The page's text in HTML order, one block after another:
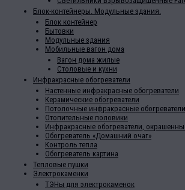
Блок-контейнеры. Модульные здания.
Блок контейнер
Бытовки
Модульные здания
Мобильные вагон дома
Вагон дома жилые
Столовые и кухни
Инфракрасные обогреватели
Настенные инфракрасные обогреватели
Керамические обогреватели
Потолочные инфракрасные обогреватели
Отопительные половики
Инфракрасные обогреватели,
Обогреватель «Домашний очаг»
Контроль тепла
Обогреватель картина
Тепловые пушки
Электрокаменки
ТЭНы для электрокаменок